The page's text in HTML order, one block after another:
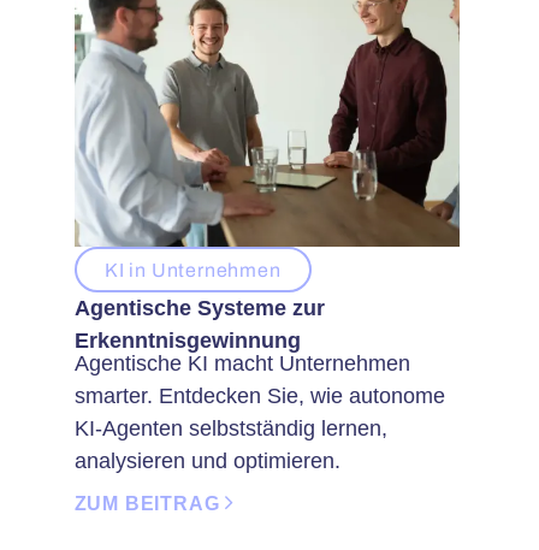
KI in Unternehmen
Agentische Systeme zur
Erkenntnisgewinnung
Agentische KI macht Unternehmen
smarter. Entdecken Sie, wie autonome
KI-Agenten selbstständig lernen,
analysieren und optimieren.
ZUM BEITRAG